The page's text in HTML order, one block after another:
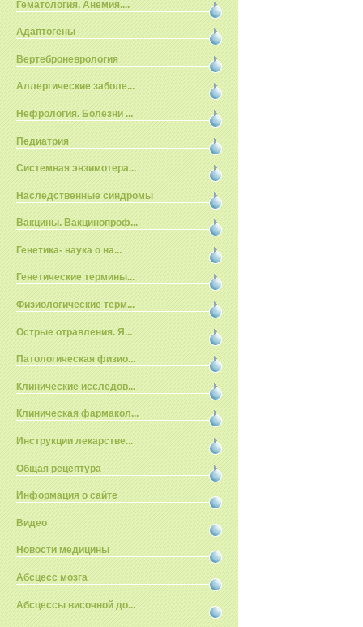
Гематология. Анемия....
Адаптогены
Вертеброневрология
Аллергические заболе...
Нефрология. Болезни ...
Педиатрия
Системная энзимотера...
Наследственные синдромы
Вакцины. Вакцинопроф...
Генетика- наука о на...
Генетические термины...
Физиологические терм...
Острые отравления. Я...
Патологическая физио...
Клинические исследов...
Клиническая фармакол...
Инструкции лекарстве...
Общая рецептура
Информация о сайте
Видео
Новости медицины
Абсцесс мозга
Абсцессы височной до...